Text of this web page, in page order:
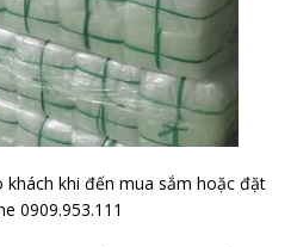
khi đến mua sắm hoặc đặt
0909.953.111